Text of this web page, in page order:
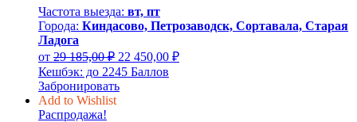
Частота выезда: вт, пт
Города: Киндасово, Петрозаводск, Сортавала, Старая
Ладога
от 29 185,00₽ Первоначальная
цена
составляла
29
22 450,00 ₽Текущая
Кешбэк: до 2245 Баллов
Забронировать
Add to Wishlist
Распродажа!